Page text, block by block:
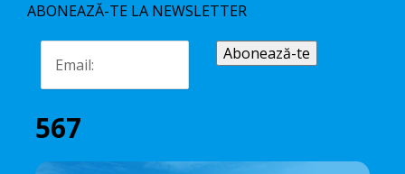
ABONEAZĂ-TE LA NEWSLETTER
567